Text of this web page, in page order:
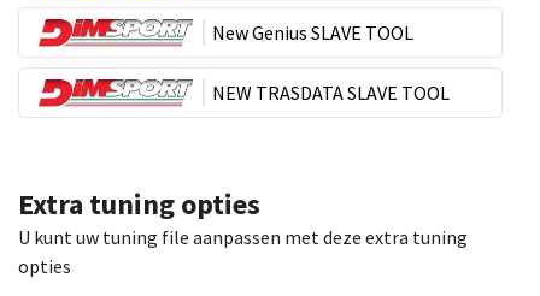
New Genius SLAVE TOOL
NEW TRASDATA SLAVE TOOL
Extra tuning opties
U kunt uw tuning file aanpassen met deze extra tuning
opties